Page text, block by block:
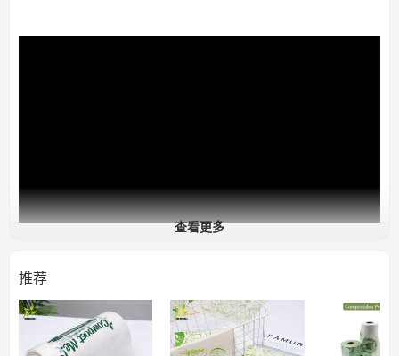
优质可堆肥农产品袋
可堆肥农产品袋在农贸市场、合作社和天然食品杂货店很受欢
迎。这些农产品袋由可堆肥生物塑料制成。这种环保材料使内部
查看更多
推荐